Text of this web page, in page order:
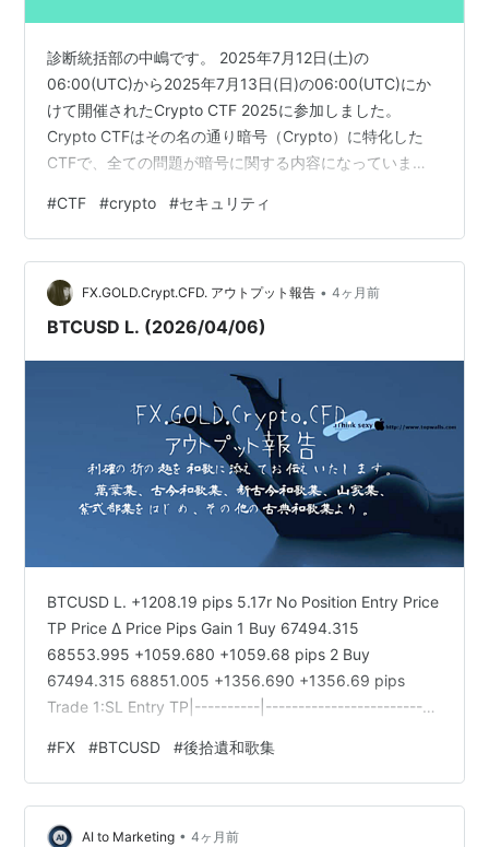
診断統括部の中嶋です。 2025年7月12日(土)の
06:00(UTC)から2025年7月13日(日)の06:00(UTC)にか
けて開催されたCrypto CTF 2025に参加しました。
Crypto CTFはその名の通り暗号（Crypto）に特化した
CTFで、全ての問題が暗号に関する内容になっていま
問解いて19位でした。 前回のCrypto CTFのWriteupでは
執筆に時間がかかったので今回は開催時間中に解いた問
題に絞って解説したのですが、結局2026年度になってか
らの公開になってしまいました。 Crypto CTF 2…
#CTF #crypto #セキュリティ
FX.GOLD.Crypt.CFD. アウトプット報告 • 4ヶ月前
BTCUSD L. (2026/04/06)
BTCUSD L. +1208.19 pips 5.17r No Position Entry Price
TP Price Δ Price Pips Gain 1 Buy 67494.315
68553.995 +1059.680 +1059.68 pips 2 Buy
67494.315 68851.005 +1356.690 +1356.69 pips
Trade 1:SL Entry TP|----------|--------------------------
Trade 2:SL Entry …
#FX #BTCUSD #後拾遺和歌集
AI to Marketing • 4ヶ月前